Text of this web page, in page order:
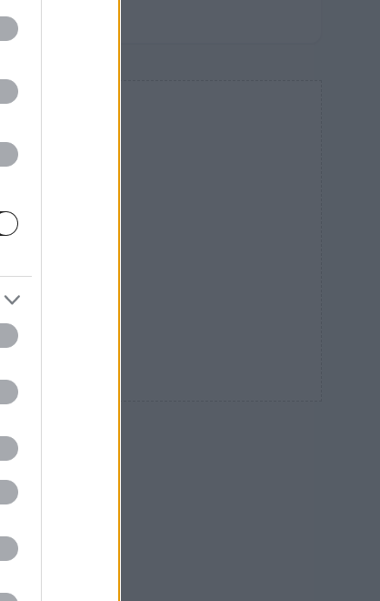
HIRDETÉS